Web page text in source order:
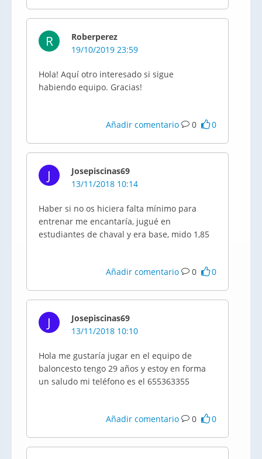
R
Roberperez
19/10/2019 23:59
Hola! Aquí otro interesado si sigue
habiendo equipo. Gracias!
Añadir comentario 0 0
J
Josepiscinas69
13/11/2018 10:14
Haber si no os hiciera falta mínimo para
entrenar me encantaría, jugué en
estudiantes de chaval y era base, mido 1,85
Añadir comentario 0 0
J
Josepiscinas69
13/11/2018 10:10
Hola me gustaría jugar en el equipo de
baloncesto tengo 29 años y estoy en forma
un saludo mi teléfono es el 655363355
Añadir comentario 0 0